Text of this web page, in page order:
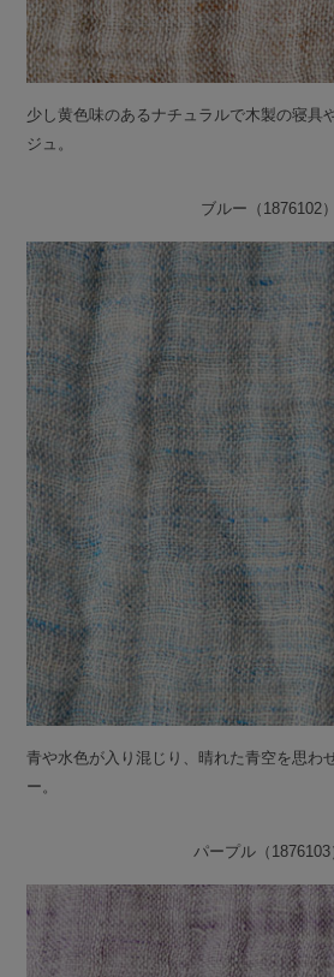
少し黄色味のあるナチュラルで木製の寝具
ジュ。
ブルー（1876102）
青や水色が入り混じり、晴れた青空を思わ
ー。
パープル（1876103